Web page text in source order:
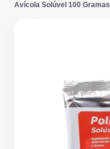
Avícola Solúvel 100 Gramas